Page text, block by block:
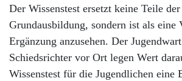
Der Wissenstest ersetzt keine Teile
Grundausbildung, sondern ist als eine
Ergänzung anzusehen. Der
Schiedsrichter vor Ort legen Wert
Wissenstest für die Jugendlichen eine